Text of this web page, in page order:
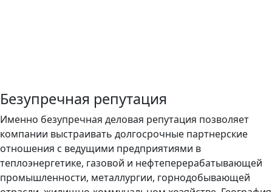
Безупречная репутация
Именно безупречная деловая репутация позволяет
компании выстраивать долгосрочные партнерские
отношения с ведущими предприятиями в
теплоэнергетике, газовой и нефтеперерабатывающей
промышленности, металлургии, горнодобывающей